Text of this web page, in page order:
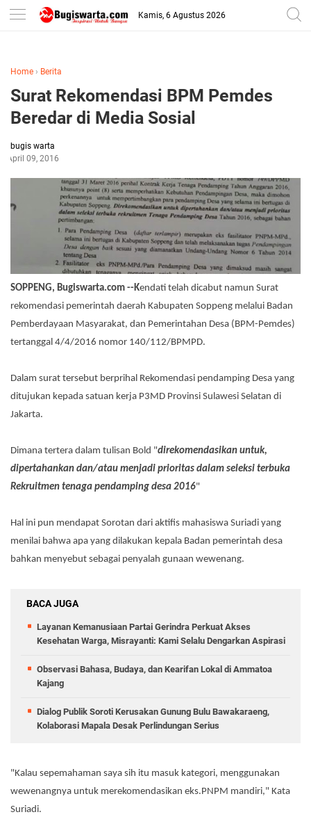
-->
Kamis, 6 Agustus 2026
Home › Berita
Surat Rekomendasi BPM Pemdes
Beredar di Media Sosial
bugis warta
April 09, 2016
SOPPENG, Bugiswarta.com --Kendati telah dicabut namun Surat
rekomendasi pemerintah daerah Kabupaten Soppeng melalui Badan
Pemberdayaan Masyarakat, dan Pemerintahan Desa (BPM-Pemdes)
tertanggal 4/4/2016 nomor 140/112/BPMPD.
Dalam surat tersebut berprihal Rekomendasi pendamping Desa yang
ditujukan kepada satuan kerja P3MD Provinsi Sulawesi Selatan di
Jakarta.
Dimana tertera dalam tulisan Bold "direkomendasikan untuk,
dipertahankan dan/atau menjadi prioritas dalam seleksi terbuka
Rekruitmen tenaga pendamping desa 2016"
‎Hal ini pun mendapat Sorotan dari aktifis mahasiswa Suriadi yang
menilai bahwa apa yang dilakukan kepala Badan pemerintah desa
bahkan menyebut sebagai penyalah gunaan wewenang.
BACA JUGA
Layanan Kemanusiaan Partai Gerindra Perkuat Akses
Kesehatan Warga, Misrayanti: Kami Selalu Dengarkan Aspirasi
Observasi Bahasa, Budaya, dan Kearifan Lokal di Ammatoa
Kajang
Dialog Publik Soroti Kerusakan Gunung Bulu Bawakaraeng,
Kolaborasi Mapala Desak Perlindungan Serius
"Kalau sepemahaman saya sih itu masuk kategori, menggunakan
wewenangnya untuk merekomendasikan eks.PNPM mandiri," Kata
Suriadi.